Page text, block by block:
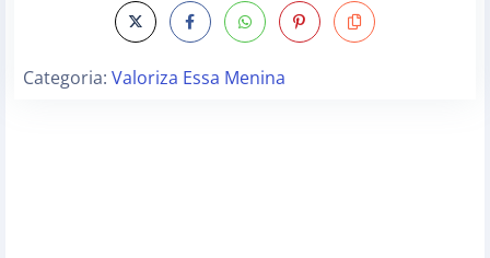
Categoria: Valoriza Essa Menina